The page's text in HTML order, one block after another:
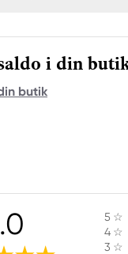
i din
butik
5 ☆
4 ☆
3 ☆